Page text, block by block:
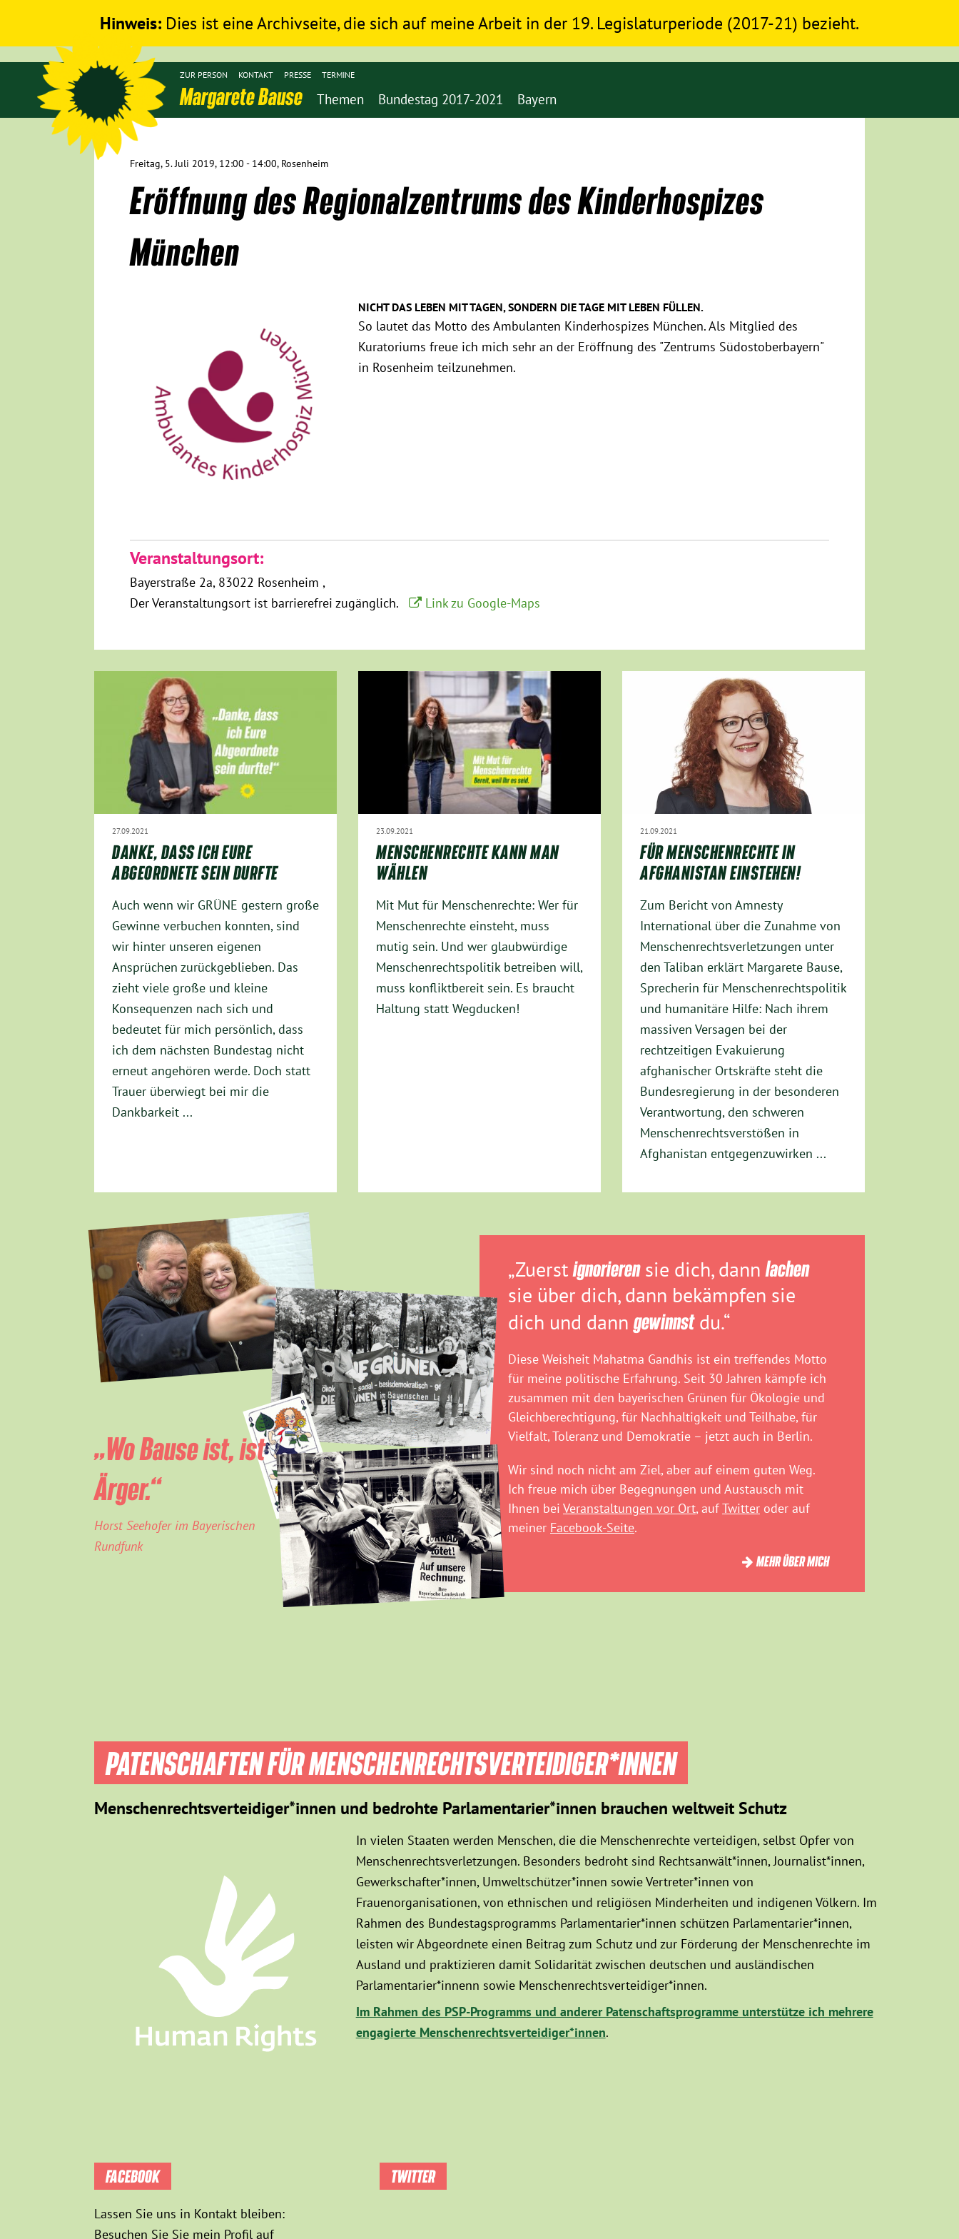
Hinweis: Dies ist eine Archivseite, die sich auf meine Arbeit in der 19. Legislaturperiode (2017-21) bezieht.
Margarete Bause Themen Bundestag 2017-2021 Bayern
ZUR PERSON KONTAKT PRESSE TERMINE
Freitag, 5. Juli 2019, 12:00 - 14:00, Rosenheim
Eröffnung des Regionalzentrums des Kinderhospizes
München
NICHT DAS LEBEN MIT TAGEN, SONDERN DIE TAGE MIT LEBEN FÜLLEN.
So lautet das Motto des Ambulanten Kinderhospizes München. Als Mitglied des
Kuratoriums freue ich mich sehr an der Eröffnung des "Zentrums Südostoberbayern"
in Rosenheim teilzunehmen.
Veranstaltungsort:
Bayerstraße 2a 83022 Rosenheim
Der Veranstaltungsort ist barrierefrei zugänglich.
Link zu Google-Maps
27.09.2021
DANKE, DASS ICH EURE
ABGEORDNETE SEIN DURFTE
Auch wenn wir GRÜNE gestern große
Gewinne verbuchen konnten, sind
wir hinter unseren eigenen
Ansprüchen zurückgeblieben. Das
zieht viele große und kleine
Konsequenzen nach sich und
bedeutet für mich persönlich, dass
ich dem nächsten Bundestag nicht
erneut angehören werde. Doch statt
Trauer überwiegt bei mir die
Dankbarkeit ...
23.09.2021
MENSCHENRECHTE KANN MAN
WÄHLEN
Mit Mut für Menschenrechte: Wer für
Menschenrechte einsteht, muss
mutig sein. Und wer glaubwürdige
Menschenrechtspolitik betreiben will,
muss konfliktbereit sein. Es braucht
Haltung statt Wegducken!
21.09.2021
FÜR MENSCHENRECHTE IN
AFGHANISTAN EINSTEHEN!
Zum Bericht von Amnesty
International über die Zunahme von
Menschenrechtsverletzungen unter
den Taliban erklärt Margarete Bause,
Sprecherin für Menschenrechtspolitik
und humanitäre Hilfe: Nach ihrem
massiven Versagen bei der
rechtzeitigen Evakuierung
afghanischer Ortskräfte steht die
Bundesregierung in der besonderen
Verantwortung, den schweren
Menschenrechtsverstößen in
Afghanistan entgegenzuwirken ...
„Zuerstignorierensie dich, dannlachen
sie über dich, dann bekämpfen sie
dich und dann gewinnstdu.“
Diese Weisheit Mahatma Gandhis ist ein treffendes Motto
für meine politische Erfahrung. Seit 30 Jahren kämpfe ich
zusammen mit den bayerischen Grünen für Ökologie und
Gleichberechtigung, für Nachhaltigkeit und Teilhabe, für
Vielfalt, Toleranz und Demokratie – jetzt auch in Berlin.
Wir sind noch nicht am Ziel, aber auf einem guten Weg.
Ich freue mich über Begegnungen und Austausch mit
Ihnen bei Veranstaltungen vor Ort, aufTwitter oder auf
meiner Facebook-Seite.
MEHR ÜBER MICH
„Wo Bause ist, ist
Ärger.“
Horst Seehofer im Bayerischen
Rundfunk
PATENSCHAFTEN FÜR MENSCHEN­RECHTS­VER­TEIDIGER­*INNEN
Menschenrechtsverteidiger*innen und bedrohte Parlamentarier*innen brauchen weltweit Schutz
In vielen Staaten werden Menschen, die die Menschenrechte verteidigen, selbst Opfer von
Menschenrechtsverletzungen. Besonders bedroht sind Rechtsanwält*innen, Journalist*innen,
Gewerkschafter*innen, Umweltschützer*innen sowie Vertreter*innen von
Frauenorganisationen, von ethnischen und religiösen Minderheiten und indigenen Völkern. Im
Rahmen des Bundestagsprogramms Parlamentarier*innen schützen Parlamentarier*innen,
leisten wir Abgeordnete einen Beitrag zum Schutz und zur Förderung der Menschenrechte im
Ausland und praktizieren damit Solidarität zwischen deutschen und ausländischen
Parlamentarier*innenn sowie Menschenrechtsverteidiger*innen.
Im Rahmen des PSP-Programms und anderer Patenschaftsprogramme unterstütze ich mehrere
engagierte Menschenrechtsverteidiger*innen.
FACEBOOK
Lassen Sie uns in Kontakt bleiben:
Besuchen Sie Sie mein Profil auf
TWITTER